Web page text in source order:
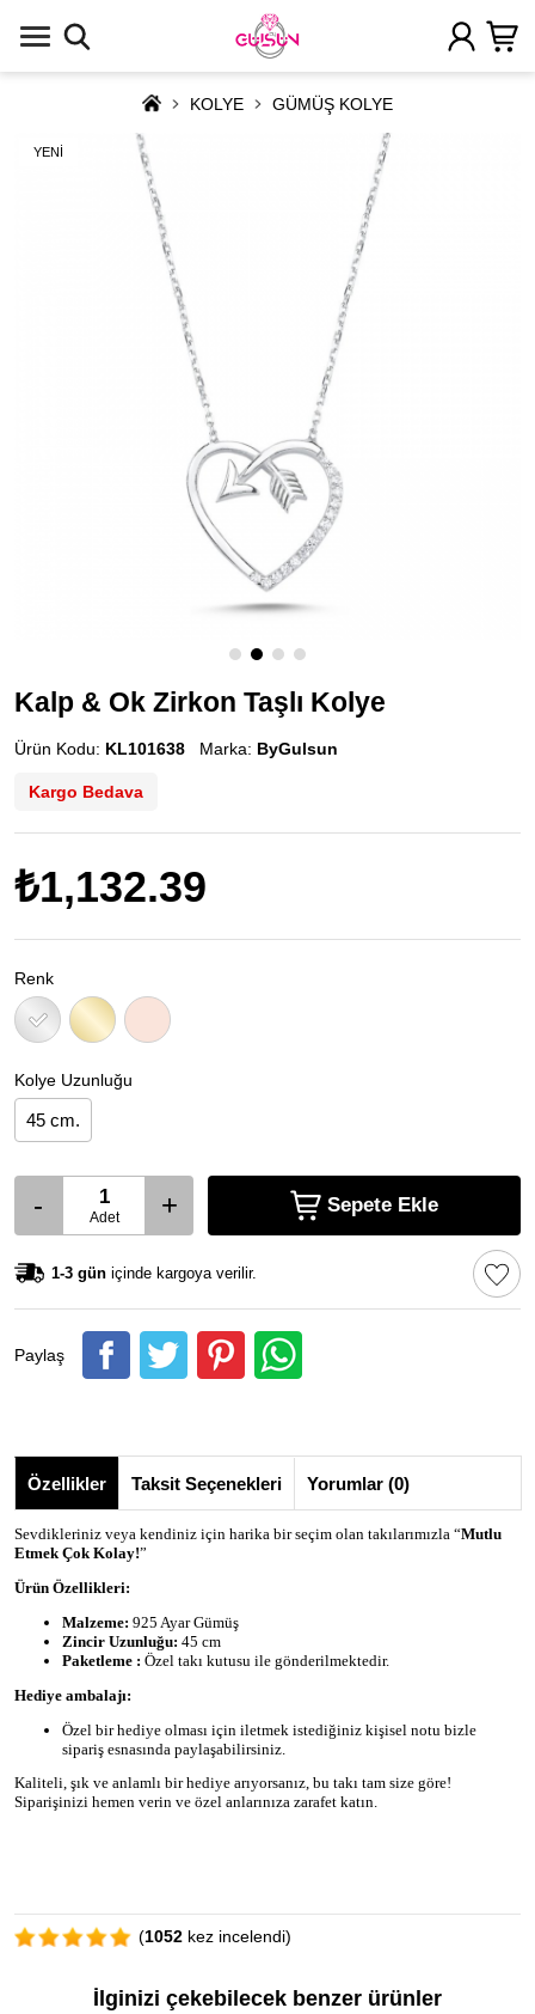
KOLYE GÜMÜŞ KOLYE
YENİ
Kalp & Ok Zirkon Taşlı Kolye
Ürün Kodu: KL101638 Marka: ByGulsun
Kargo Bedava
₺1,132.39
Renk
Kolye Uzunluğu
45 cm.
- Adet + Sepete Ekle
1-3 gün içinde kargoya verilir.
Paylaş
Özellikler Taksit Seçenekleri Yorumlar (0)
Sevdikleriniz veya kendiniz için harika bir seçim olan takılarımızla “Mutlu
Etmek Çok Kolay!”
Ürün Özellikleri:
Malzeme: 925 Ayar Gümüş
Zincir Uzunluğu: 45 cm
Paketleme : Özel takı kutusu ile gönderilmektedir.
Hediye ambalajı:
Özel bir hediye olması için iletmek istediğiniz kişisel notu bizle
sipariş esnasında paylaşabilirsiniz.
Kaliteli, şık ve anlamlı bir hediye arıyorsanız, bu takı tam size göre!
Siparişinizi hemen verin ve özel anlarınıza zarafet katın.
(1052 kez incelendi)
İlginizi çekebilecek benzer ürünler